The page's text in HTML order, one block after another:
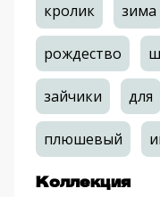
кролик зима
рождество
зайчики для
плюшевый
Коллекция